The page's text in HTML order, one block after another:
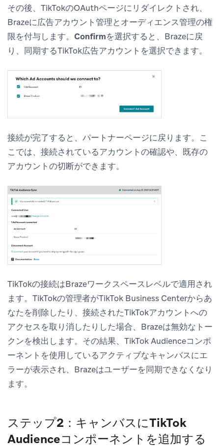
その後、TikTokのOAuthページにリダイレクトされ、
Brazeに広告アカウント管理とオーディエンス管理の権
限を付与します。 Confirmを選択すると、Brazeに戻
り、同期するTikTok広告アカウントを選択できます。
接続が完了すると、パートナーページに戻ります。こ
こでは、接続されているアカウントの確認や、既存の
アカウントの切断ができます。
TikTokの接続はBrazeワークスペースレベルで適用され
ます。TikTokの管理者がTikTok Business Centerからあ
なたを削除したり、接続されたTikTokアカウントへの
アクセスを取り消したりした場合、Brazeは無効なトー
クンを検出します。その結果、TikTok Audienceコンポ
ーネントを使用しているアクティブなキャンバスにエ
ラーが表示され、Brazeはユーザーを同期できなくなり
ます。
ステップ2：キャンバスにTikTok
Audienceコンポーネントを追加する